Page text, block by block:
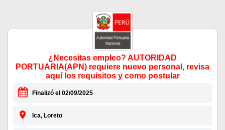
¿Necesitas empleo? AUTORIDAD
PORTUARIA(APN) requiere nuevo personal, revisa
aquí los requisitos y como postular
Finalizó el 02/09/2025
Ica, Loreto